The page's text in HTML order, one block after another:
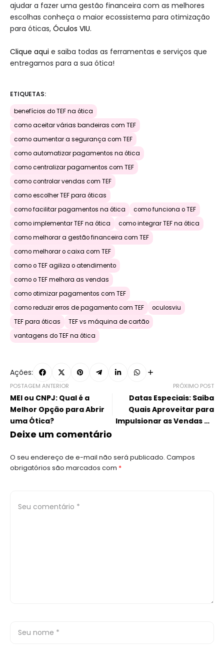
ajudar a fazer uma gestão financeira com as melhores
escolhas conheça o maior ecossistema para otimização
para óticas, Óculos VIU.
Clique aqui e saiba todas as ferramentas e serviços que
entregamos para a sua ótica!
ETIQUETAS:
benefícios do TEF na ótica
como aceitar várias bandeiras com TEF
como aumentar a segurança com TEF
como automatizar pagamentos na ótica
como centralizar pagamentos com TEF
como controlar vendas com TEF
como escolher TEF para óticas
como facilitar pagamentos na ótica
como funciona o TEF
como implementar TEF na ótica
como integrar TEF na ótica
como melhorar a gestão financeira com TEF
como melhorar o caixa com TEF
como o TEF agiliza o atendimento
como o TEF melhora as vendas
como otimizar pagamentos com TEF
como reduzir erros de pagamento com TEF
oculosviu
TEF para óticas
TEF vs máquina de cartão
vantagens do TEF na ótica
Ações:
POSTAGEM ANTERIOR
MEI ou CNPJ: Qual é a
Melhor Opção para Abrir
uma Ótica?
PRÓXIMO POST
Datas Especiais: Saiba
Quais Aproveitar para
Impulsionar as Vendas da
Deixe um comentário
O seu endereço de e-mail não será publicado. Campos
obrigatórios são marcados com *